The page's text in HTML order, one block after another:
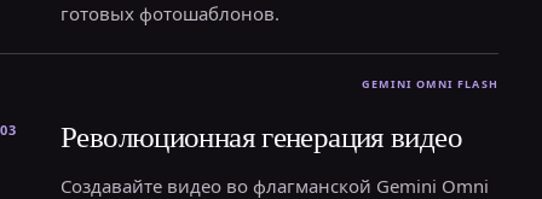
готовых фотошаблонов.
03 Революционная генерация видео
Создавайте видео во флагманской Gemini Omni